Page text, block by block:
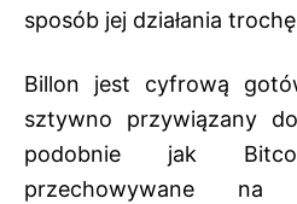
sposób jej działania
Billon jest cyfrową
sztywno przywiązany
podobnie jak
przechowywane na